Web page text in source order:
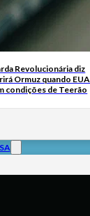
Revolucionária diz
Ormuz quando EUA
condições de Teerão